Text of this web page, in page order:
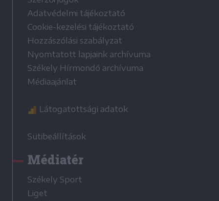
Adatvédelmi tájékoztató
Cookie-kezelési tájékoztató
Hozzászólási szabályzat
Nyomtatott lapjaink archívuma
Székely Hírmondó archívuma
Médiaajánlat
Látogatottsági adatok
Sütibeállítások
Médiatér
Székely Sport
Liget